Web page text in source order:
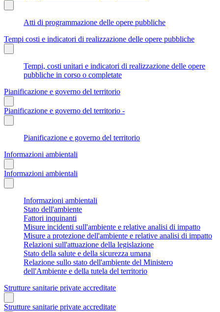
Atti di programmazione delle opere pubbliche
Tempi costi e indicatori di realizzazione delle opere pubbliche
Tempi, costi unitari e indicatori di realizzazione delle opere
pubbliche in corso o completate
Pianificazione e governo del territorio
Pianificazione e governo del territorio -
Pianificazione e governo del territorio
Informazioni ambientali
Informazioni ambientali
Informazioni ambientali
Stato dell'ambiente
Fattori inquinanti
Misure incidenti sull'ambiente e relative analisi di impatto
Misure a protezione dell'ambiente e relative analisi di impatto
Relazioni sull'attuazione della legislazione
Stato della salute e della sicurezza umana
Relazione sullo stato dell'ambiente del Ministero
dell'Ambiente e della tutela del territorio
Strutture sanitarie private accreditate
Strutture sanitarie private accreditate